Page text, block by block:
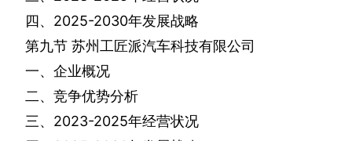
四、 2025-2030年发展战略
第九节 苏州工匠派汽车科技有限公司
一、企业概况
二、竞争优势分析
三、 2023-2025年经营状况